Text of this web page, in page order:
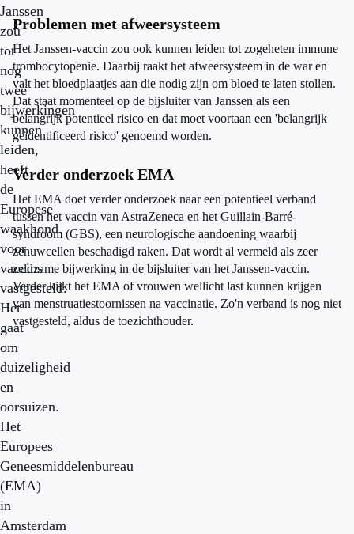
Janssen
zou
tot
nog
twee
bijwerkingen
kunnen
leiden,
heeft
de
Europese
waakhond
voor
vaccins
vastgesteld.
Het
gaat
om
duizeligheid
en
oorsuizen.
Het
Europees
Geneesmiddelenbureau
(EMA)
in
Amsterdam
Problemen met afweersysteem
Het Janssen-vaccin zou ook kunnen leiden tot zogeheten immune
trombocytopenie. Daarbij raakt het afweersysteem in de war en
valt het bloedplaatjes aan die nodig zijn om bloed te laten stollen.
Dat staat momenteel op de bijsluiter van Janssen als een
belangrijk potentieel risico en dat moet voortaan een 'belangrijk
geïdentificeerd risico' genoemd worden.
Verder onderzoek EMA
Het EMA doet verder onderzoek naar een potentieel verband
tussen het vaccin van AstraZeneca en het Guillain-Barré-
syndroom (GBS), een neurologische aandoening waarbij
zenuwcellen beschadigd raken. Dat wordt al vermeld als zeer
zeldzame bijwerking in de bijsluiter van het Janssen-vaccin.
Verder kijkt het EMA of vrouwen wellicht last kunnen krijgen
van menstruatiestoornissen na vaccinatie. Zo'n verband is nog niet
vastgesteld, aldus de toezichthouder.